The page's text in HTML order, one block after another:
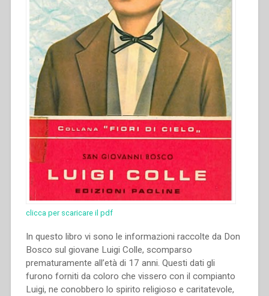
clicca per scaricare il pdf
In questo libro vi sono le informazioni raccolte da Don
Bosco sul giovane Luigi Colle, scomparso
prematuramente all’età di 17 anni. Questi dati gli
furono forniti da coloro che vissero con il compianto
Luigi, ne conobbero lo spirito religioso e caritatevole,